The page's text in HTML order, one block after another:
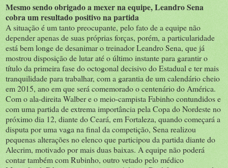
Mesmo sendo obrigado a mexer na equipe, Leandro Sena
cobra um resultado positivo na partida
A situação é um tanto preocupante, pelo fato de a equipe não
depender apenas de suas próprias forças, porém, a particularidade
está bem longe de desanimar o treinador Leandro Sena, que já
mostrou disposição de lutar até o último instante para garantir o
título da primeira fase do octogonal decisivo do Estadual e ter mais
tranquilidade para trabalhar, com a garantia de um calendário cheio
em 2015, ano em que será comemorado o centenário do América.
Com o ala-direita Walber e o meio-campista Fabinho contundidos e
com uma partida de extrema importância pela Copa do Nordeste no
próximo dia 12, diante do Ceará, em Fortaleza, quando começará a
disputa por uma vaga na final da competição, Sena realizou
pequenas alterações no elenco que participou da partida diante do
Alecrim, motivado por mais duas baixas. A equipe não poderá
contar também com Rubinho, outro vetado pelo médico